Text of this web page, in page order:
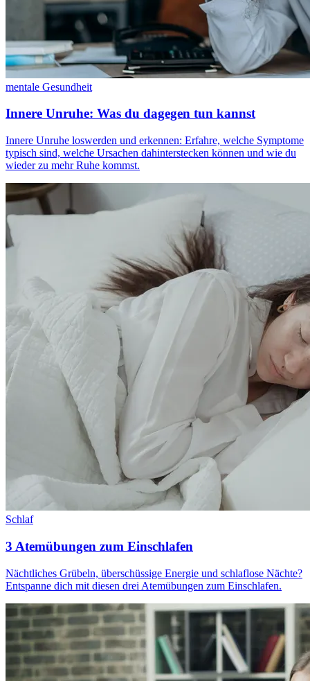
mentale Gesundheit
Innere Unruhe: Was du dagegen tun kannst
Innere Unruhe loswerden und erkennen: Erfahre, welche Symptome
typisch sind, welche Ursachen dahinterstecken können und wie du
wieder zu mehr Ruhe kommst.
Schlaf
3 Atemübungen zum Einschlafen
Nächtliches Grübeln, überschüssige Energie und schlaflose Nächte?
Entspanne dich mit diesen drei Atemübungen zum Einschlafen.